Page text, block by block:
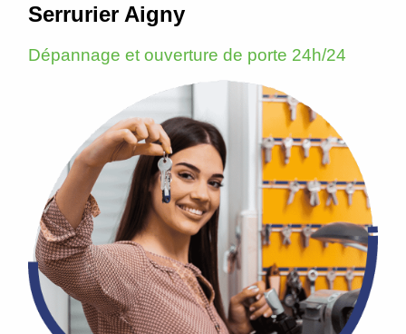
Serrurier Aigny
Dépannage et ouverture de porte 24h/24